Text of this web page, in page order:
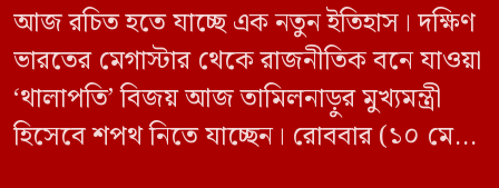
আজ রচিত হতে যাচ্ছে এক নতুন ইতিহাস। দক্ষিণ
ভারতের মেগাস্টার থেকে রাজনীতিক বনে যাওয়া
‘থালাপতি’ বিজয় আজ তামিলনাড়ুর মুখ্যমন্ত্রী
হিসেবে শপথ নিতে যাচ্ছেন। রোববার (১০ মে)